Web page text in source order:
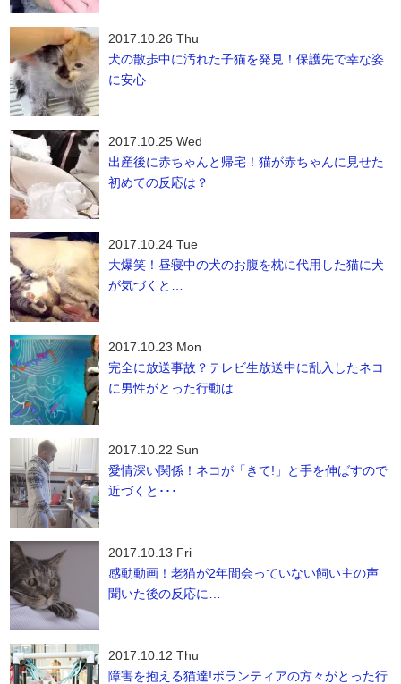
2017.10.26 Thu
犬の散歩中に汚れた子猫を発見！保護先で幸な姿
に安心
2017.10.25 Wed
出産後に赤ちゃんと帰宅！猫が赤ちゃんに見せた
初めての反応は？
2017.10.24 Tue
大爆笑！昼寝中の犬のお腹を枕に代用した猫に犬
が気づくと…
2017.10.23 Mon
完全に放送事故？テレビ生放送中に乱入したネコ
に男性がとった行動は
2017.10.22 Sun
愛情深い関係！ネコが「きて!」と手を伸ばすので
近づくと･･･
2017.10.13 Fri
感動動画！老猫が2年間会っていない飼い主の声
聞いた後の反応に…
2017.10.12 Thu
障害を抱える猫達!ボランティアの方々がとった行